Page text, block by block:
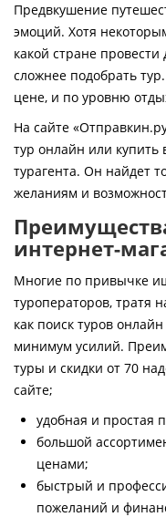
Страны
Как купить
Контакты
Предвкушение
эмоций. Хотя
какой стране
сложнее подобрать
цене, и по уровню
На сайте
тур онлайн или
турагента. Он найдет
желаниям и
интернет-
Многие по привычке
туроператоров, тратя
как поиск туров
минимум усилий.
туры и скидки от 70
сайте;
удобная и простая
большой
ценами;
быстрый и
пожеланий и